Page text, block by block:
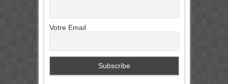
Votre Email